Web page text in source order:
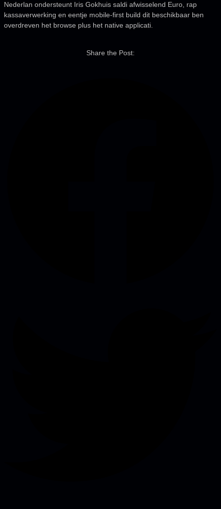
Nederlan ondersteunt Iris Gokhuis saldi afwisselend Euro, rap
kassaverwerking en eentje mobile-first build dit beschikbaar ben
overdreven het browse plus het native applicati.
Share the Post: